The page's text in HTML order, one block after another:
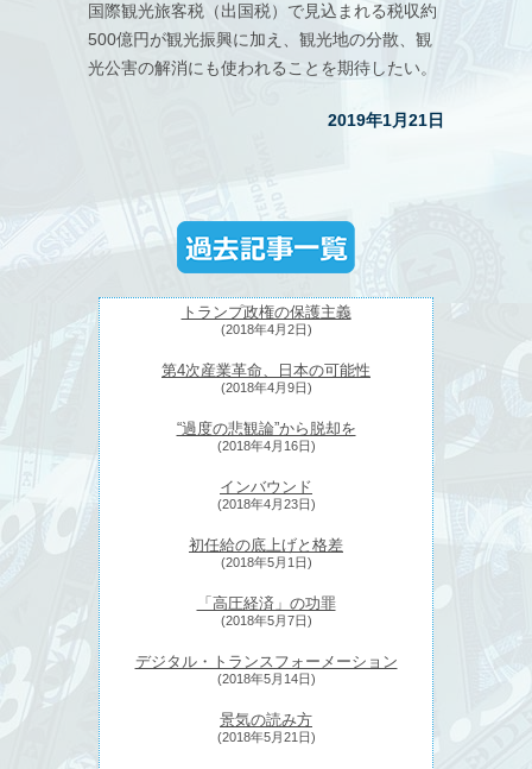
国際観光旅客税（出国税）で見込まれる税収約
500億円が観光振興に加え、観光地の分散、観
光公害の解消にも使われることを期待したい。
2019年1月21日
トランプ政権の保護主義
(2018年4月2日)
第4次産業革命、日本の可能性
(2018年4月9日)
“過度の悲観論”から脱却を
(2018年4月16日)
インバウンド
(2018年4月23日)
初任給の底上げと格差
(2018年5月1日)
「高圧経済」の功罪
(2018年5月7日)
デジタル・トランスフォーメーション
(2018年5月14日)
景気の読み方
(2018年5月21日)